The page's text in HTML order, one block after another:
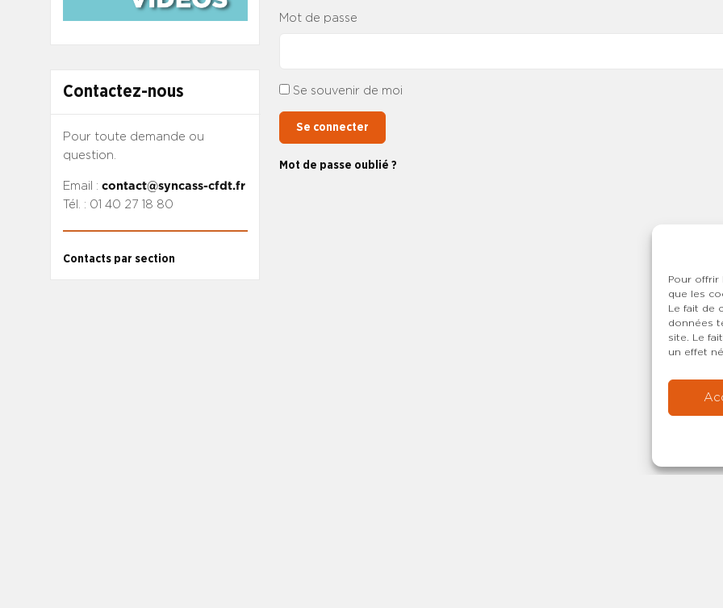
Pour offrir
que les
Le fait de
données
site. Le
un effet
Contactez-nous
Pour toute demande ou
question.
Email : contact@syncass-cfdt.fr
Tél. : 01 40 27 18 80
Contacts par section
Mot de passe
Se souvenir de moi
Se connecter
Mot de passe oublié ?